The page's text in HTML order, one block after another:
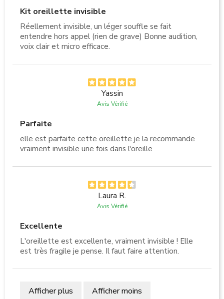
Kit oreillette invisible
Réellement invisible, un léger souffle se fait
entendre hors appel (rien de grave) Bonne audition,
voix clair et micro efficace.
Yassin
Avis Vérifié
Parfaite
elle est parfaite cette oreillette je la recommande
vraiment invisible une fois dans l'oreille
Laura R.
Avis Vérifié
Excellente
L'oreillette est excellente, vraiment invisible ! Elle
est très fragile je pense. Il faut faire attention.
Afficher plus Afficher moins